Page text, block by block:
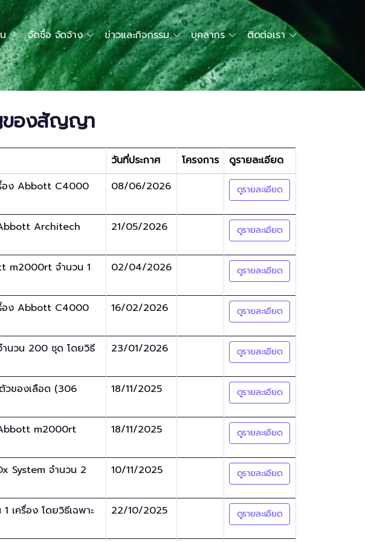
จัดซื้อ จัดจ้าง ข่าวและกิจกรรม บุคลากร ติดต่อเรา
ของสัญญา
วันที่ประกาศ โครงการ
ดูรายละเอียด
อง Abbott C4000
08/06/2026 ดูรายละเอียด
Architech
21/05/2026 ดูรายละเอียด
m2000rt จำนวน 1
02/04/2026 ดูรายละเอียด
อง Abbott C4000
16/02/2026 ดูรายละเอียด
นวน 200 ชุด โดยวิธี
23/01/2026 ดูรายละเอียด
วของเลือด (306
18/11/2025 ดูรายละเอียด
m2000rt
18/11/2025 ดูรายละเอียด
System จำนวน 2
10/11/2025 ดูรายละเอียด
เครื่อง โดยวิธีเฉพาะ
22/10/2025 ดูรายละเอียด